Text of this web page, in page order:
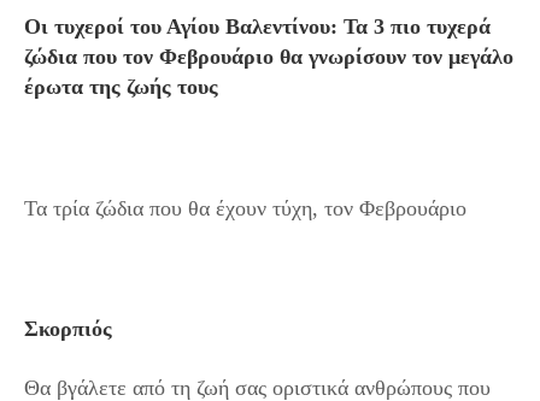
Οι τυχεροί του Αγίου Βαλεντίνου: Τα 3 πιο τυχερά
ζώδια που τον Φεβρουάριο θα γνωρίσουν τον μεγάλο
έρωτα της ζωής τους
Τα τρία ζώδια που θα έχουν τύχη, τον Φεβρουάριο
Σκορπιός
Θα βγάλετε από τη ζωή σας οριστικά ανθρώπους που